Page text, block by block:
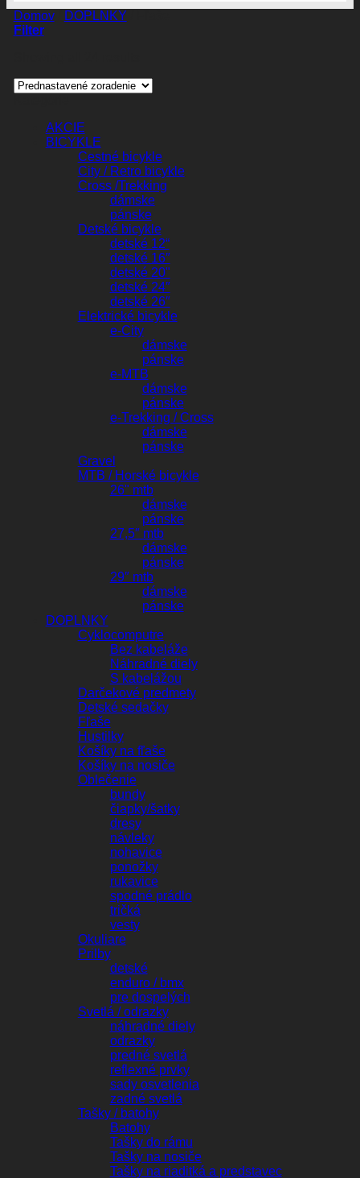
Domov DOPLNKY
Filter
AKCIE
BICYKLE
Cestné bicykle
City / Retro bicykle
Cross /Trekking
dámske
pánske
Detské bicykle
detské 12“
detské 16″
detské 20"
detské 24″
detské 26″
Elektrické bicykle
e-City
dámske
pánske
e-MTB
dámske
pánske
e-Trekking / Cross
dámske
pánske
Gravel
MTB / Horské bicykle
26" mtb
dámske
pánske
27,5″ mtb
dámske
pánske
29″ mtb
dámske
pánske
DOPLNKY
Cyklocomputre
Bez kabeláže
Náhradné diely
S kabelážou
Darčekové predmety
Detské sedačky
Fľaše
Hustilky
Košíky na fľaše
Košíky na nosiče
Oblečenie
bundy
čiapky/šatky
dresy
návleky
nohavice
ponožky
rukavice
spodné prádlo
tričká
vesty
Okuliare
Prilby
detské
enduro / bmx
pre dospelých
Svetlá / odrazky
náhradné diely
odrazky
predné svetlá
reflexné prvky
sady osvetlenia
zadné svetlá
Tašky / batohy
Batohy
Tašky do rámu
Tašky na nosiče
Tašky na riaditká a predstavec